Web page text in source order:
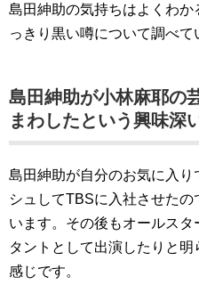
島田紳助の気持ちはよくわ
っきり黒い噂について調べて
島田紳助が小林麻耶の
まわしたという興味深
島田紳助が自分のお気に入
シュしてTBSに入社させた
います。その後もオールス
タントとして出演したりと
感じです。